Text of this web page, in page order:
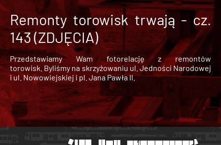
Remonty torowisk trwają - cz.
143 (ZDJĘCIA)
Przedstawiamy Wam fotorelację z remontów
torowisk. Byliśmy na skrzyżowaniu ul. Jedności Narodowej
i ul. Nowowiejskiej i pl. Jana Pawła II.